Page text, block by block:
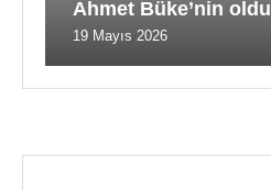
Ahmet Büke’nin oldu
19 Mayıs 2026